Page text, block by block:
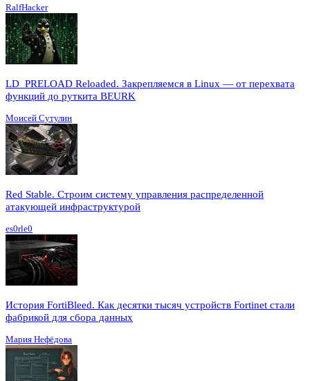
RalfHacker
LD_PRELOAD Reloaded. Закрепляемся в Linux — от перехвата
функций до руткита BEURK
Моисей Сутулин
Red Stable. Строим систему управления распределенной
атакующей инфраструктурой
es0rle0
История FortiBleed. Как десятки тысяч устройств Fortinet стали
фабрикой для сбора данных
Мария Нефёдова